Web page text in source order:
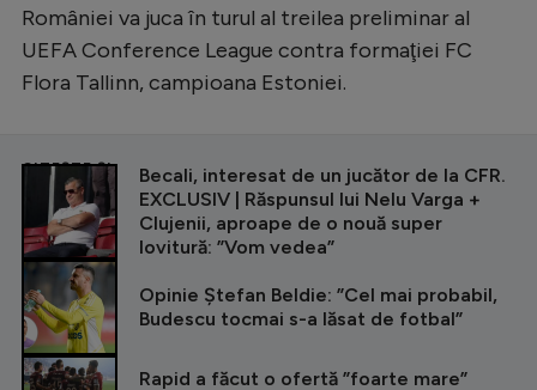
României va juca în turul al treilea preliminar al
UEFA Conference League contra formaţiei FC
Flora Tallinn, campioana Estoniei.
CITEȘTE ȘI
Becali, interesat de un jucător de la CFR.
EXCLUSIV | Răspunsul lui Nelu Varga +
Clujenii, aproape de o nouă super
lovitură: ”Vom vedea”
Opinie Ștefan Beldie: ”Cel mai probabil,
Budescu tocmai s-a lăsat de fotbal”
Rapid a făcut o ofertă ”foarte mare”